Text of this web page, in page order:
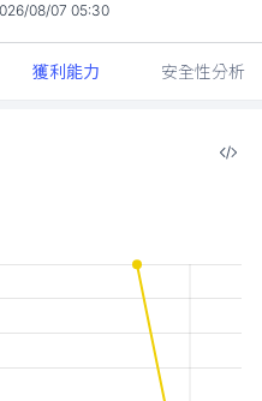
08/07 05:30
獲利能力 安全性分析